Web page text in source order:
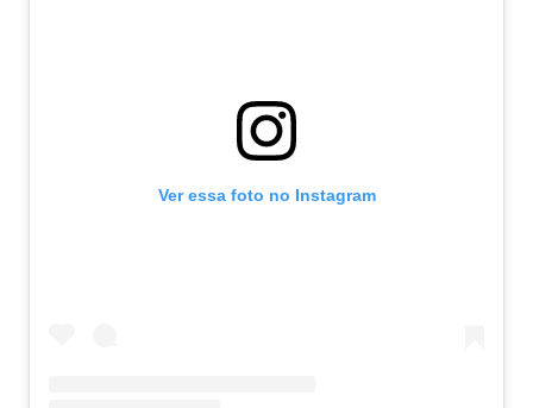
Ver essa foto no Instagram